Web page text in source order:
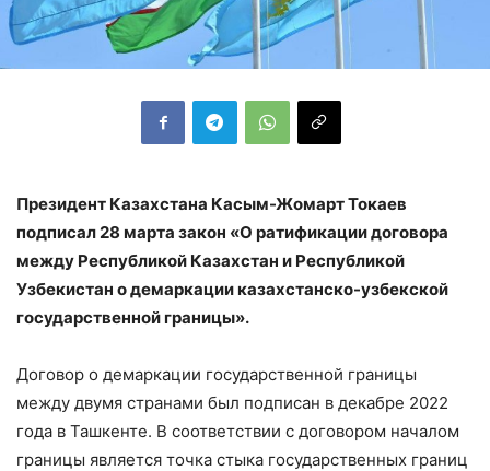
Президент Казахстана Касым-Жомарт Токаев
подписал 28 марта закон «О ратификации договора
между Республикой Казахстан и Республикой
Узбекистан о демаркации казахстанско-узбекской
государственной границы».
Договор о демаркации государственной границы
между двумя странами был подписан в декабре 2022
года в Ташкенте. В соответствии с договором началом
границы является точка стыка государственных границ